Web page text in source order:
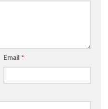
Email *